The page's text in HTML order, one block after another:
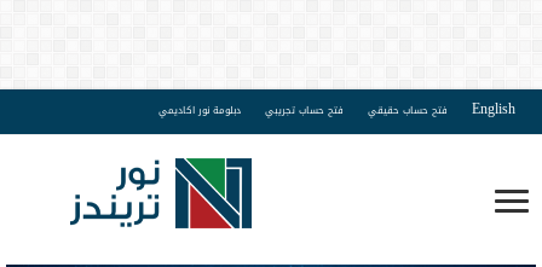
English فتح حساب حقيقي فتح حساب تجريبي دبلومة نور اكاديمي